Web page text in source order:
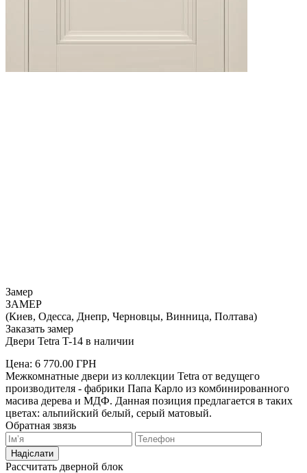
Замер
ЗАМЕР
(Киев, Одесса, Днепр, Черновцы, Винница, Полтава)
Заказать замер
Двери Tetra T-14 в наличии
Цена: 6 770.00 ГРН
Межкомнатные двери из коллекции Tetra от ведущего
производителя - фабрики Папа Карло из комбинированного
масива дерева и МДФ. Данная позиция предлагается в таких
цветах: альпийский белый, серый матовый.
Обратная звязь
Надіслати
Рассчитать дверной блок